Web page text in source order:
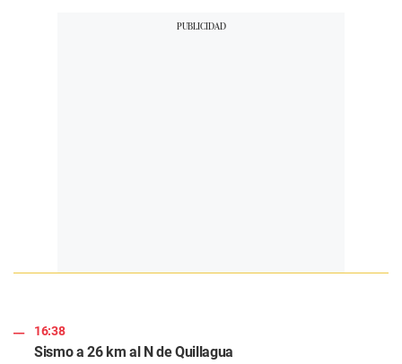
16:38
Sismo a 26 km al N de Quillagua